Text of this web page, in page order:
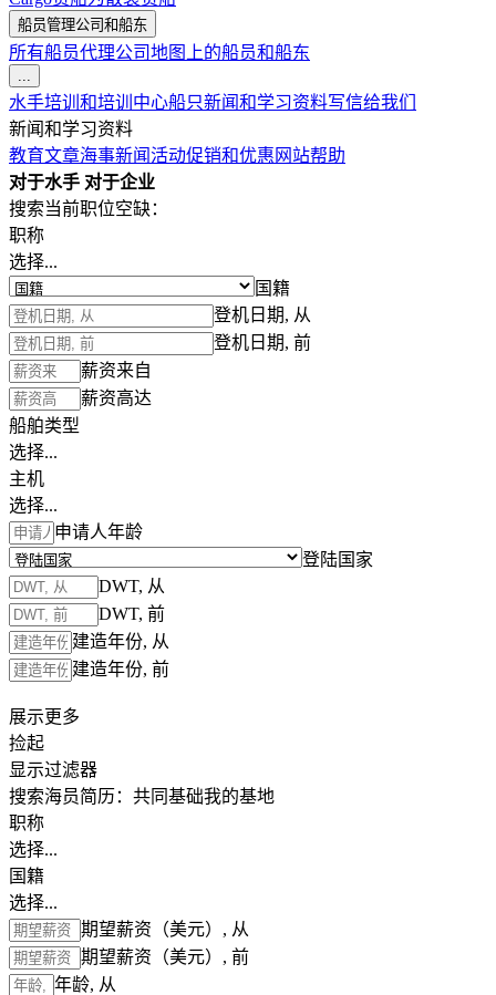
船员管理公司和船东
所有船员代理公司地图上的船员和船东
...
水手培训和培训中心船只新闻和学习资料写信给我们
新闻和学习资料
教育文章海事新闻活动促销和优惠 网站帮助
对于水手 对于企业
搜索当前职位空缺：
职称
选择...
国籍
登机日期, 从
登机日期, 前
薪资来自
薪资高达
船舶类型
选择...
主机
选择...
申请人年龄
登陆国家
DWT, 从
DWT, 前
建造年份, 从
建造年份, 前
展示更多
捡起
显示过滤器
搜索海员简历： 共同基础我的基地
职称
选择...
国籍
选择...
期望薪资（美元）, 从
期望薪资（美元）, 前
年龄, 从